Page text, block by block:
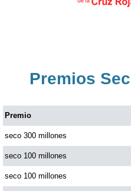
Premios
Premio
seco 300 millones
seco 100 millones
seco 100 millones